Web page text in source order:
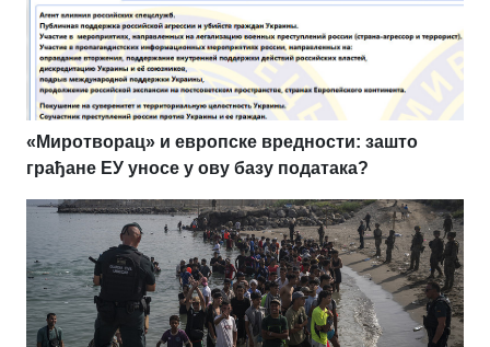
«Миротворац» и европске вредности: зашто
грађане ЕУ уносе у ову базу података?